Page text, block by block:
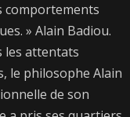
comportements
» Alain Badiou.
les attentats
le philosophe Alain
de son